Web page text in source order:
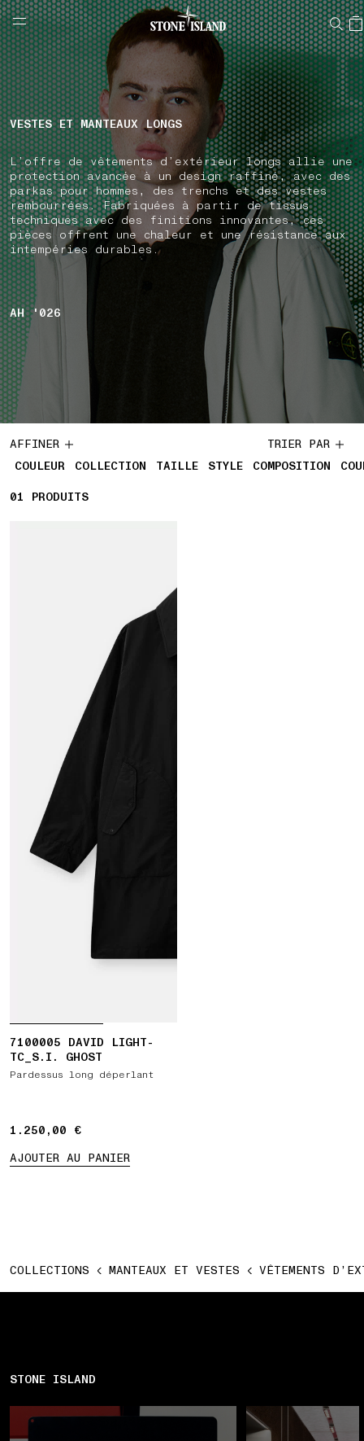
NAVIGATION.ARIA.GOTOMAINCONTENT
LABEL.SHOPPINGCOUNTRY BELGIQUE
VESTES ET MANTEAUX LONGS
L’offre de vêtements d’extérieur longs allie une
protection avancée à un design raffiné, avec des
parkas pour hommes, des trenchs et des vestes
rembourrées. Fabriquées à partir de tissus
techniques avec des finitions innovantes, ces
pièces offrent une chaleur et une résistance aux
intempéries durables.
AH '026
AFFINER
COULEUR
COLLECTION TAILLE STYLE COMPOSITION
TRIER PAR
01 1 PRODUITS
PRODUITS
7100005 DAVID LIGHT-
TC_S.I. GHOST
Pardessus long déperlant
1.250,00 €
1.250,00 €
AJOUTER AU PANIER
COLLECTIONS MANTEAUX ET VESTES VÊTEMENTS
STONE ISLAND